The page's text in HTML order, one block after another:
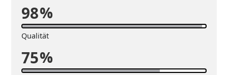
98%
Qualität
75%